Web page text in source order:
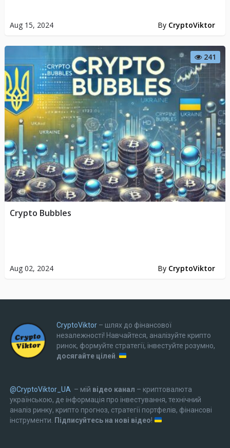
Aug 15, 2024 By CryptoViktor
241
Aug 02, 2024 By CryptoViktor
Crypto Bubbles
CryptoViktor– шлях до фінансової
незалежності! Навчайтеся, аналізуйте крипто
ринок, формуйте стратегії, інвестуйте розумно,
досягайте цілей
@CryptoViktor_UA – мій відео канал – криптовалюта
українською, де інформація про інвестування, технічний
аналіз ринку, крипто прогноз, стратегії портфелів, фінансові
інструменти.
Підписуйтесь на нові відео!